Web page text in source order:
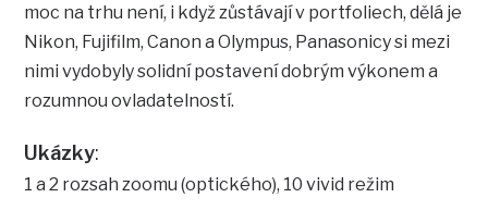
moc na trhu není, i když zůstávají v portfoliech, dělá je
Nikon, Fujifilm, Canon a Olympus, Panasonicy si mezi
nimi vydobyly solidní postavení dobrým výkonem a
rozumnou ovladatelností.
Ukázky:
1 a 2 rozsah zoomu (optického), 10 vivid režim